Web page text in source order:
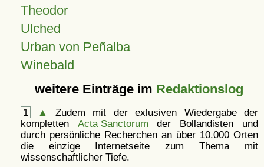
Theodor
Ulched
Urban von Peñalba
Winebald
weitere Einträge im Redaktionslog
1 ▲
Zudem mit der exlusiven Wiedergabe der
kompletten Acta Sanctorum der Bollandisten und
durch persönliche Recherchen an über 10.000 Orten
die einzige Internetseite zum Thema mit
wissenschaftlicher Tiefe.